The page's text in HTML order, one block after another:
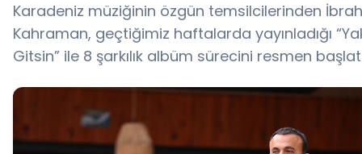
Karadeniz müziğinin özgün temsilcilerinden
Kahraman, geçtiğimiz haftalarda yayınladığı
Gitsin” ile 8 şarkılık albüm sürecini resmen